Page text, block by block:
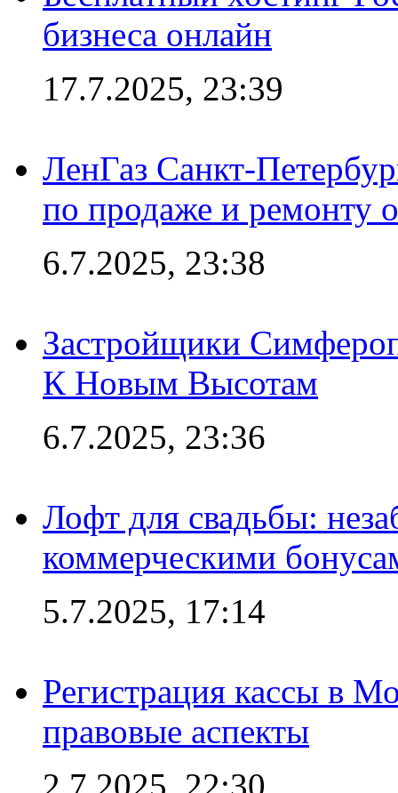
бизнеса онлайн
17.7.2025, 23:39
ЛенГаз Санкт-
по продаже и ремонту
6.7.2025, 23:38
Застройщики
К Новым Высотам
6.7.2025, 23:36
Лофт для свадьбы:
коммерческими
5.7.2025, 17:14
Регистрация кассы в
правовые аспекты
2.7.2025, 22:30